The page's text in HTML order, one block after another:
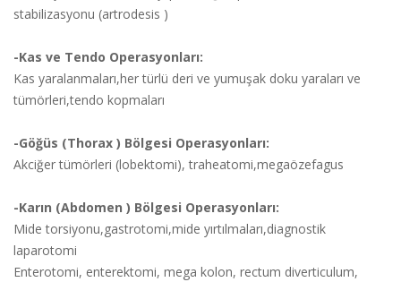
stabilizasyonu (artrodesis )
-Kas ve Tendo Operasyonları:
Kas yaralanmaları,her türlü deri ve yumuşak doku yaraları ve
tümörleri,tendo kopmaları
-Göğüs (Thorax ) Bölgesi Operasyonları:
Akciğer tümörleri (lobektomi), traheatomi,megaözefagus
-Karın (Abdomen ) Bölgesi Operasyonları:
Mide torsiyonu,gastrotomi,mide yırtılmaları,diagnostik
laparotomi
Enterotomi, enterektomi, mega kolon, rectum diverticulum,